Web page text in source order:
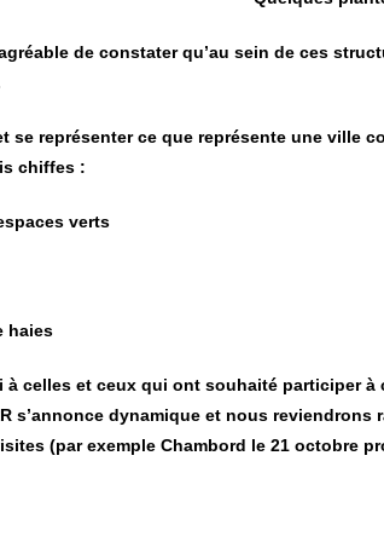
de constater qu’au sein de ces
se représenter ce que représente une ville
chiffes :
verts
haies
à celles et ceux qui ont souhaité participer
s’annonce dynamique et nous
(par exemple Chambord le 21 octobre